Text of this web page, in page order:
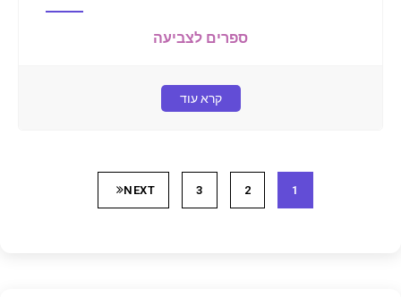
ספרים לצביעה
קרא עוד
1
2
3
NEXT